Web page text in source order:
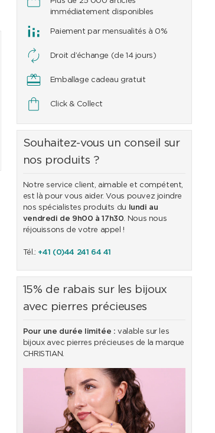
immédiatement disponibles
Paiement par mensualités à 0%
Droit d’échange (de 14 jours)
Emballage cadeau gratuit
Click & Collect
Souhaitez-vous un conseil sur
nos produits ?
Notre service client, aimable et compétent,
est là pour vous aider. Vous pouvez joindre
nos spécialistes produits du
lundi au
vendredi de 9h00 à 17h30. Nous nous
réjouissons de votre appel !
Tél.: +41 (0)44 241 64 41
15% de rabais sur les bijoux
avec pierres précieuses
Pour une durée limitée : valable sur les
bijoux avec pierres précieuses de la marque
CHRISTIAN.